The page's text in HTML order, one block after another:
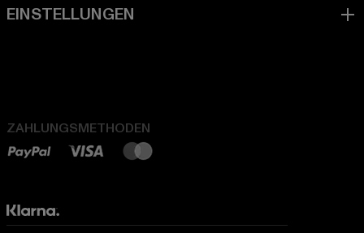
ZAHLUNGSMETHODEN